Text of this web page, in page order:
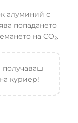
алуминий с
попадането
на CO₂.
получаваш
куриер!